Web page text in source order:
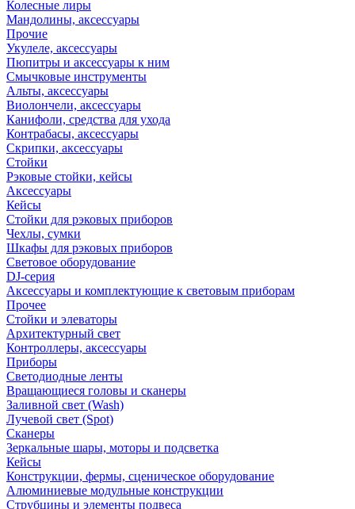
Колесные лиры
Мандолины, аксессуары
Прочие
Укулеле, аксессуары
Пюпитры и аксессуары к ним
Смычковые инструменты
Альты, аксессуары
Виолончели, аксессуары
Канифоли, средства для ухода
Контрабасы, аксессуары
Скрипки, аксессуары
Стойки
Рэковые стойки, кейсы
Аксессуары
Кейсы
Стойки для рэковых приборов
Чехлы, сумки
Шкафы для рэковых приборов
Световое оборудование
DJ-серия
Аксессуары и комплектующие к световым приборам
Прочее
Стойки и элеваторы
Архитектурный свет
Контроллеры, аксессуары
Приборы
Светодиодные ленты
Вращающиеся головы и сканеры
Заливной свет (Wash)
Лучевой свет (Spot)
Сканеры
Зеркальные шары, моторы и подсветка
Кейсы
Конструкции, фермы, сценическое оборудование
Алюминиевые модульные конструкции
Струбцины и элементы подвеса